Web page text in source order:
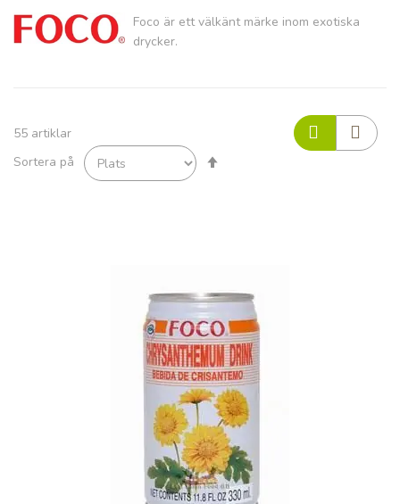
Foco är ett välkänt märke inom exotiska
drycker.
55 artiklar
Sortera på